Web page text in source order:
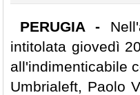
PERUGIA -
intitolata giovedì
all'indimenticabile
Umbrialeft, Paolo